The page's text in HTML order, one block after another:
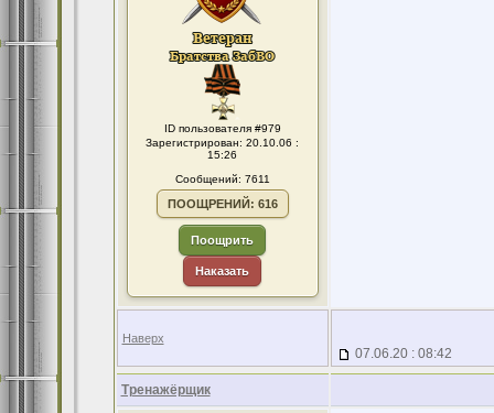
ID пользователя #979
Зарегистрирован: 20.10.06 :
15:26
Сообщений: 7611
ПООЩРЕНИЙ: 616
Поощрить
Наказать
Наверх
07.06.20 : 08:42
Тренажёрщик